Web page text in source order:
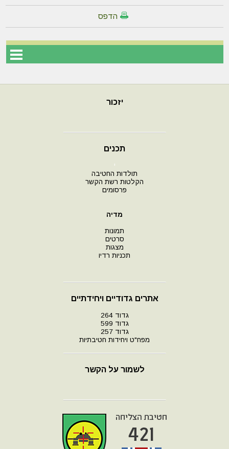
הדפס
יזכור
תכנים
י
תולדות החטיבה
הקלטות רשת הקשר
פרסומים
מדיה
תמונות
סרטים
מצגות
תכניות רדיו
אתרים גדודיים ויחידתיים
גדוד 264
גדוד 599
גדוד 257
מפח"ט ויחידות חטיבתיות
לשמור על הקשר